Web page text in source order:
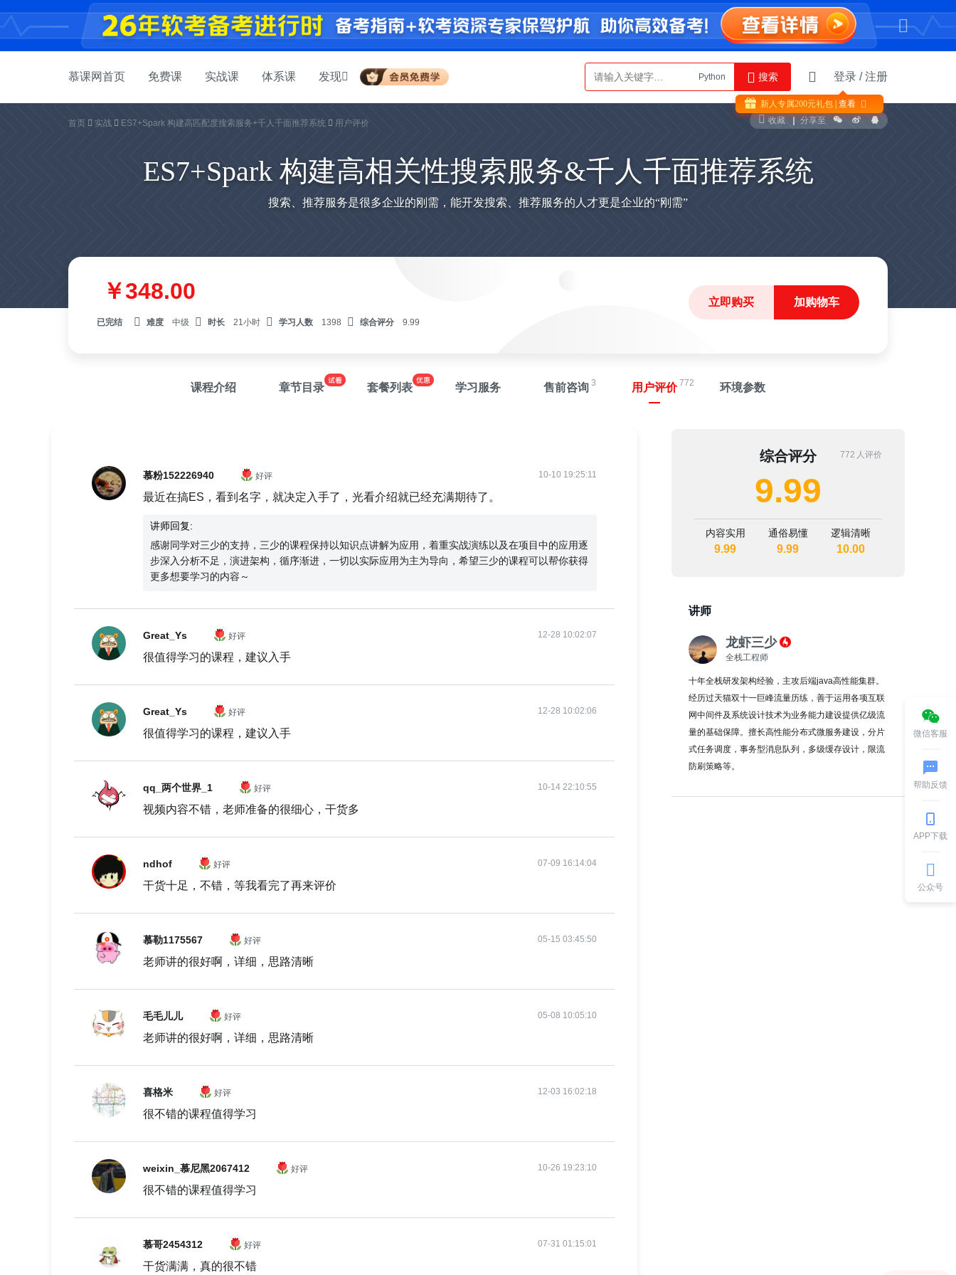
慕课网首页 免费课 实战课 体系课 发现
Python
AI智能体
搜索 登录 /注册
新人专属200元礼包 | 查看 
首页 实战 ES7+Spark 构建高匹配度搜索服务+千人千面推荐系统 用户评价 收藏 分享至
ES7+Spark 构建高相关性搜索服务&千人千面推荐系统
搜索、推荐服务是很多企业的刚需，能开发搜索、推荐服务的人才更是企业的“刚需”
￥348.00
已完结 难度 中级 时长 21小时 学习人数 1398 综合评分 9.99
立即购买 加购物车
课程介绍 章节目录 套餐列表 学习服务 售前咨询 3 用户评价 772 环境参数
10-10 19:25:11
慕粉152226940 好评
最近在搞ES，看到名字，就决定入手了，光看介绍就已经充满期待了。
讲师回复:
感谢同学对三少的支持，三少的课程保持以知识点讲解为应用，着重实战演练以及在项目中的应用逐
步深入分析不足，演进架构，循序渐进，一切以实际应用为主为导向，希望三少的课程可以帮你获得
更多想要学习的内容～
12-28 10:02:07
Great_Ys 好评
很值得学习的课程，建议入手
12-28 10:02:06
Great_Ys 好评
很值得学习的课程，建议入手
10-14 22:10:55
qq_两个世界_1 好评
视频内容不错，老师准备的很细心，干货多
07-09 16:14:04
ndhof 好评
干货十足，不错，等我看完了再来评价
05-15 03:45:50
慕勒1175567 好评
老师讲的很好啊，详细，思路清晰
05-08 10:05:10
毛毛儿儿 好评
老师讲的很好啊，详细，思路清晰
12-03 16:02:18
喜格米 好评
很不错的课程值得学习
10-26 19:23:10
weixin_慕尼黑2067412 好评
很不错的课程值得学习
07-31 01:15:01
慕哥2454312 好评
干货满满，真的很不错
综合评分
9.99
772 人评价
内容实用
9.99
通俗易懂
9.99
逻辑清晰
10.00
讲师
龙虾三少
全栈工程师
十年全栈研发架构经验，主攻后端java高性能集群。
经历过天猫双十一巨峰流量历练，善于运用各项互联
网中间件及系统设计技术为业务能力建设提供亿级流
量的基础保障。擅长高性能分布式微服务建设，分片
式任务调度，事务型消息队列，多级缓存设计，限流
防刷策略等。
微信客服
帮助反馈
APP下载
公众号